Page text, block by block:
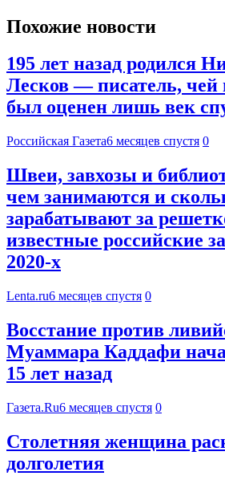
Похожие новости
195 лет назад родился
Лесков — писатель, чей
был оценен лишь век
Российская Газета6 месяцев спустя 0
Швеи, завхозы и
чем занимаются и
зарабатывают за
известные российские
2020-х
Lenta.ru6 месяцев спустя 0
Восстание против
Муаммара Каддафи
15 лет назад
Газета.Ru6 месяцев спустя 0
Столетняя женщина
долголетия